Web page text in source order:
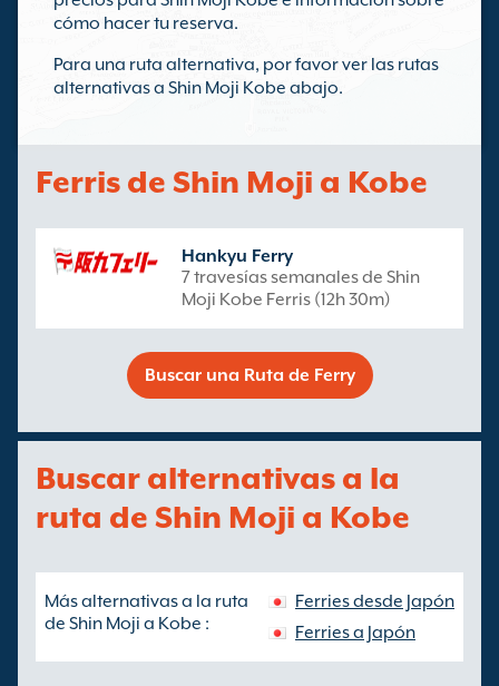
cómo hacer tu reserva.
Para una ruta alternativa, por favor ver las rutas
alternativas a Shin Moji Kobe abajo.
Ferris de Shin Moji a Kobe
Hankyu Ferry
7 travesías semanales de Shin
Moji Kobe Ferris (12h 30m)
Buscar una Ruta de Ferry
Buscar alternativas a la
ruta de Shin Moji a Kobe
Más alternativas a la ruta
de Shin Moji a Kobe :
Ferries desde Japón
Ferries a Japón